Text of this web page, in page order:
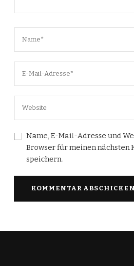
Name, E-Mail-Adresse und
Browser für meinen nächsten
speichern.